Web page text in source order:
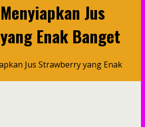
Jus
Enak Banget